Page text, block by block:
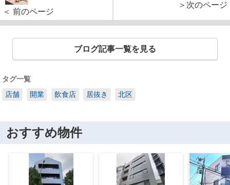
＜ 前のページ
＞次のページ
ブログ記事一覧を見る
タグ一覧
店舗
開業 飲食店 居抜き 北区
おすすめ物件